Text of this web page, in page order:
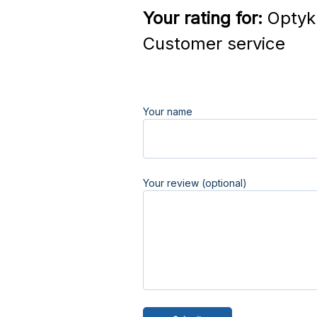
Your rating for:
Customer service
Your name
Your review (optional)